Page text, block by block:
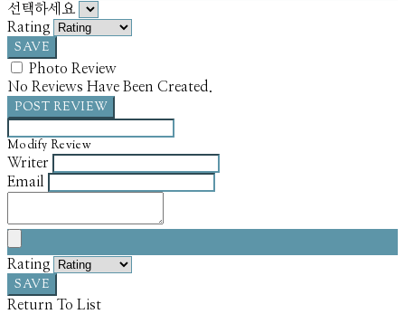
선택하세요
Rating
SAVE
Photo Review
No Reviews Have Been Created.
POST REVIEW
Modify Review
Writer
Email
Rating
SAVE
Return To List